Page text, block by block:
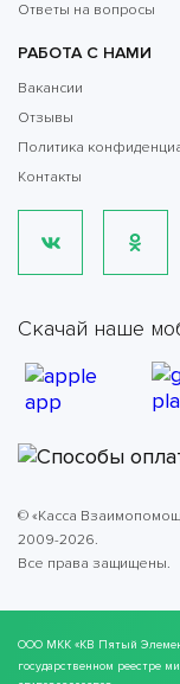
Ответы на вопросы
РАБОТА С НАМИ
Вакансии
Отзывы
Политика
Контакты
Скачай наше
© «Касса
2009-2026.
Все права защищены.
ООО МКК «КВ Пятый
государственном реестре